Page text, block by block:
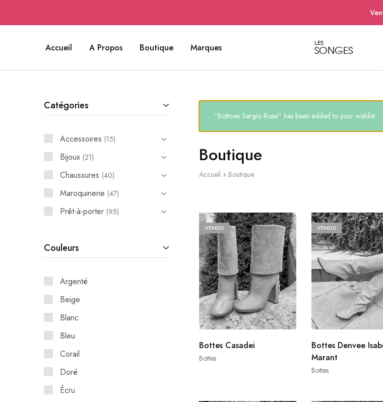
Accueil A Propos Boutique Marques SONGES
LES
Dépôt
de
pour
à
Dépôt
de
pour
à
“Bottines Sergio Rossi” has been added to your wishlist
Boutique
Accueil » Boutique
VENDU
Bottes
Bottes Casadei
VENDU
Bottes
Bottes Denvee
Marant
Catégories
Accessoires 15
Bijoux 21
Chaussures 40
Maroquinerie 47
Prêt-à-porter 95
Couleurs
Argenté
Beige
Blanc
Bleu
Corail
Doré
Écru